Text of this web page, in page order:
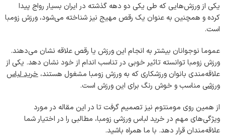
یکی از ورزش‌هایی که طی یکی دو دهه گذشته در ایران بسیار رواج پیدا
کرده و همچنین به عنوان یک رقص مهیج نیز شناخته می‌شود، ورزش زومبا
است.
عموما نوجوانان بیشتر به انجام این ورزش یا رقص علاقه نشان می‌دهند.
ورزش زومبا توانسته تاثیر خوبی در تناسب اندام از خود نشان دهد. یکی از
علاقه‌مندی بانوان ورزشکاری که به ورزش زومبا مشغول هستند، خرید لباس
ورزشی مناسب و خوش رنگ برای این ورزش است.
از همین روی مومنتوم نیز تصمیم گرفت تا در این مقاله در مورد
ویژگی‌های مهم در خرید لباس ورزشی زومبا، مطالبی را در اختیار شما
علاقه‌مندان قرار دهد. با ما همراه باشید.